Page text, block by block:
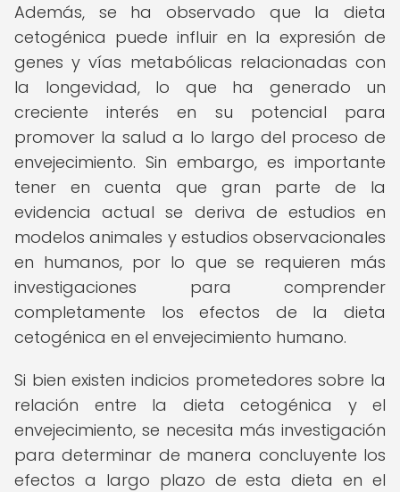
Además, se ha observado que la dieta
cetogénica puede influir en la expresión de
genes y vías metabólicas relacionadas con
la longevidad, lo que ha generado un
creciente interés en su potencial para
promover la salud a lo largo del proceso de
envejecimiento. Sin embargo, es importante
tener en cuenta que gran parte de la
evidencia actual se deriva de estudios en
modelos animales y estudios observacionales
en humanos, por lo que se requieren más
investigaciones para comprender
completamente los efectos de la dieta
cetogénica en el envejecimiento humano.
Si bien existen indicios prometedores sobre la
relación entre la dieta cetogénica y el
envejecimiento, se necesita más investigación
para determinar de manera concluyente los
efectos a largo plazo de esta dieta en el